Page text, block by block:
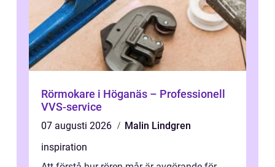
Rörmokare i Höganäs – Professionell
VVS-service
07 augusti 2026
Malin Lindgren
inspiration